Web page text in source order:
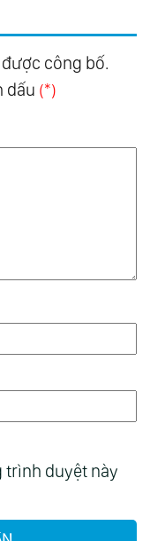
công bố.
dấu (*)
trình duyệt này